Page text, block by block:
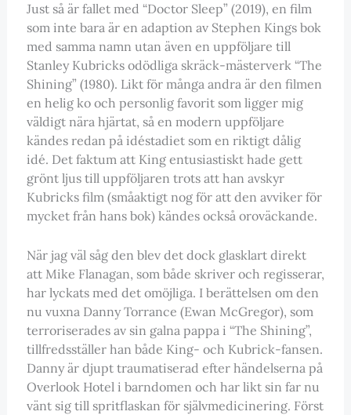
Just så är fallet med “Doctor Sleep” (2019), en film
som inte bara är en adaption av Stephen Kings bok
med samma namn utan även en uppföljare till
Stanley Kubricks odödliga skräck-mästerverk “The
Shining” (1980). Likt för många andra är den filmen
en helig ko och personlig favorit som ligger mig
väldigt nära hjärtat, så en modern uppföljare
kändes redan på idéstadiet som en riktigt dålig
idé. Det faktum att King entusiastiskt hade gett
grönt ljus till uppföljaren trots att han avskyr
Kubricks film (småaktigt nog för att den avviker för
mycket från hans bok) kändes också oroväckande.
När jag väl såg den blev det dock glasklart direkt
att Mike Flanagan, som både skriver och regisserar,
har lyckats med det omöjliga. I berättelsen om den
nu vuxna Danny Torrance (Ewan McGregor), som
terroriserades av sin galna pappa i “The Shining”,
tillfredsställer han både King- och Kubrick-fansen.
Danny är djupt traumatiserad efter händelserna på
Overlook Hotel i barndomen och har likt sin far nu
vänt sig till spritflaskan för självmedicinering. Först